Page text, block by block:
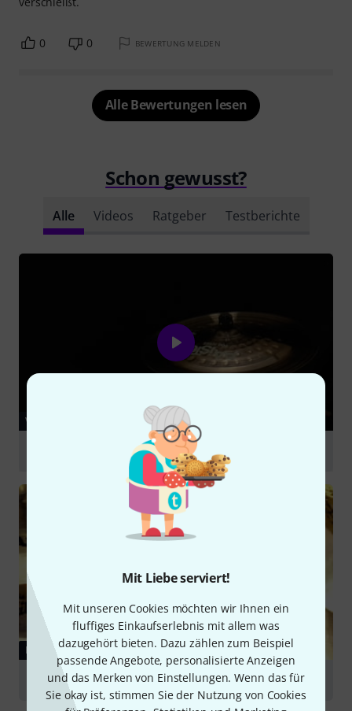
Mit Liebe serviert!
Mit unseren Cookies möchten wir Ihnen ein
fluffiges Einkaufserlebnis mit allem was
dazugehört bieten. Dazu zählen zum Beispiel
passende Angebote, personalisierte Anzeigen
und das Merken von Einstellungen. Wenn das für
Sie okay ist, stimmen Sie der Nutzung von Cookies
0 0 BEWERTUNG MELDEN
Alle Bewertungen lesen
Schon gewusst?
Alle Videos Ratgeber Testberichte
VIDEO
Paiste 18 900 Serie China
RATGEBER
Becken